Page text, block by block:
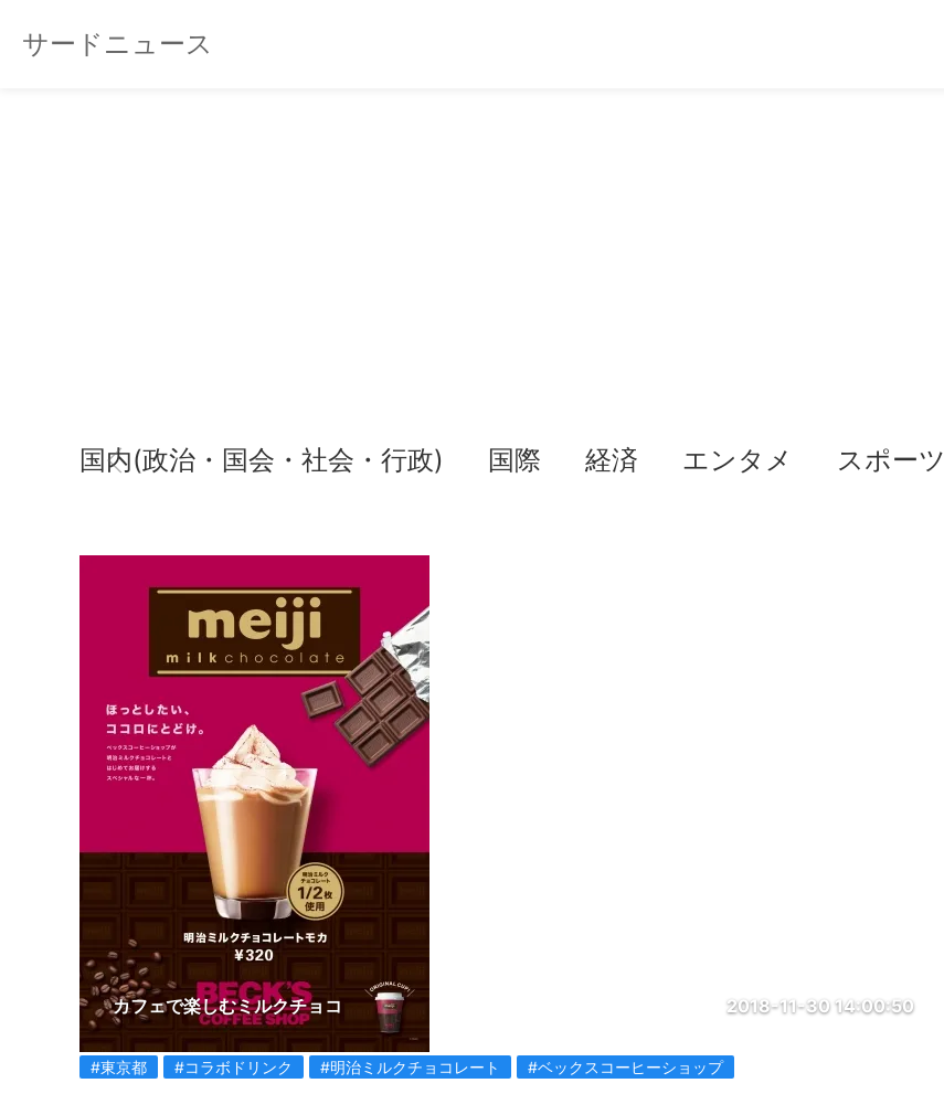
サードニュース
国内(政治・国会・社会・行政) 国際 経済 エンタメ スポーツ
カフェで楽しむミルクチョコ 2018-11-30 14:00:50
#東京都 #コラボドリンク #明治ミルクチョコレート #ベックスコーヒーショップ